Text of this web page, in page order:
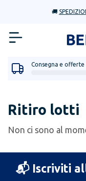
🚚
Consegna e offerte
Ritiro lotti
Non ci sono al
📬 Iscriviti